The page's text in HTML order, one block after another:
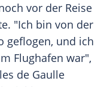
vor der Reise
"Ich bin von der
geflogen, und ich
Flughafen war",
de Gaulle